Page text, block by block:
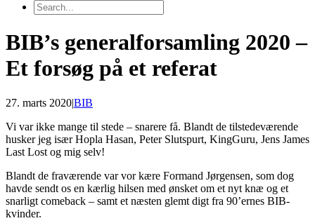
BIB’s generalforsamling 2020 –
Et forsøg på et referat
27. marts 2020|BIB
Vi var ikke mange til stede – snarere få. Blandt de tilstedeværende
husker jeg især Hopla Hasan, Peter Slutspurt, KingGuru, Jens James
Last Lost og mig selv!
Blandt de fraværende var vor kære Formand Jørgensen, som dog
havde sendt os en kærlig hilsen med ønsket om et nyt knæ og et
snarligt comeback – samt et næsten glemt digt fra 90’ernes BIB-
kvinder.